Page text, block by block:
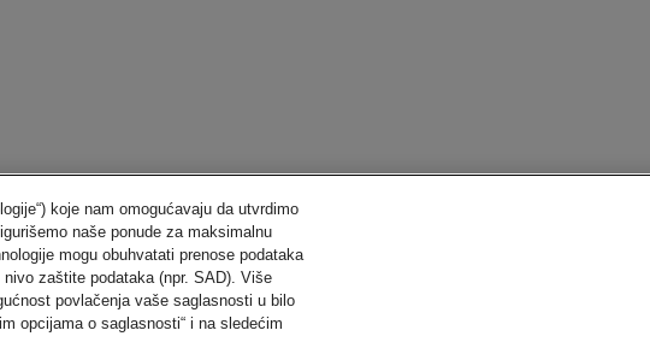
koje nam omogućavaju da utvrdimo
naše ponude za maksimalnu
mogu obuhvatati prenose podataka
zaštite podataka (npr. SAD). Više
povlačenja vaše saglasnosti u bilo
opcijama o saglasnosti“ i na sledećim